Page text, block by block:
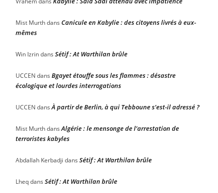
Mist Murthdans Canicule en Kabylie : des citoyens livrés à eux-
mêmes
Win Izrindans Sétif : At Warthilan brûle
UCCEN dans Bgayet étouffe sous les flammes : désastre
écologique et lourdes interrogations
UCCEN dansÀ partir de Berlin, à qui Tebboune s’est-il adressé ?
Mist MurthdansAlgérie : le mensonge de l’arrestation de
terroristes kabyles
Abdallah Kerbadji dans Sétif : At Warthilan brûle
Lheqdans Sétif : At Warthilan brûle